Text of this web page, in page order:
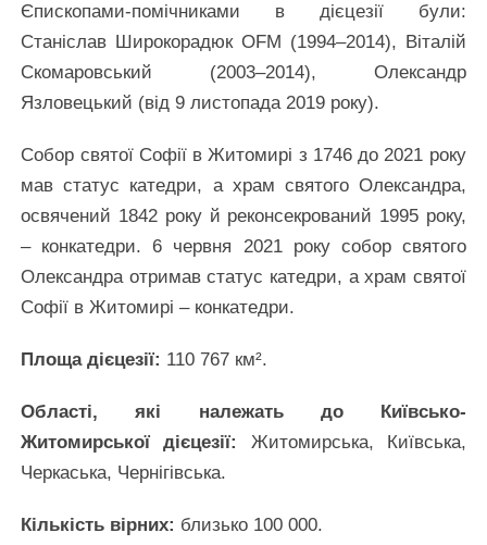
Єпископами-помічниками в дієцезії були:
Станіслав Широкорадюк OFM (1994–2014), Віталій
Скомаровський (2003–2014), Олександр
Язловецький (від 9 листопада 2019 року).
Собор святої Софії в Житомирі з 1746 до 2021 року
мав статус катедри, а храм святого Олександра,
освячений 1842 року й реконсекрований 1995 року,
– конкатедри. 6 червня 2021 року собор святого
Олександра отримав статус катедри, а храм святої
Софії в Житомирі – конкатедри.
Площа дієцезії: 110 767 км².
Області, які належать до Київсько-
Житомирської дієцезії:
Житомирська, Київська,
Черкаська, Чернігівська.
Кількість вірних: близько 100 000.